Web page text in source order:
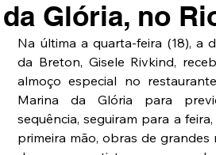
da Glória, no
Na última a quarta-feira (18), a
da Breton, Gisele Rivkind,
almoço especial no
Marina da Glória para
sequência, seguiram para a
primeira mão, obras de